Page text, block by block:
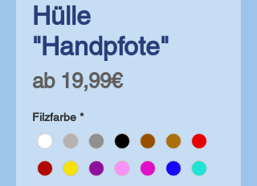
Hülle
"Handpfote"
ab 19,99€Sale-
Filzfarbe *